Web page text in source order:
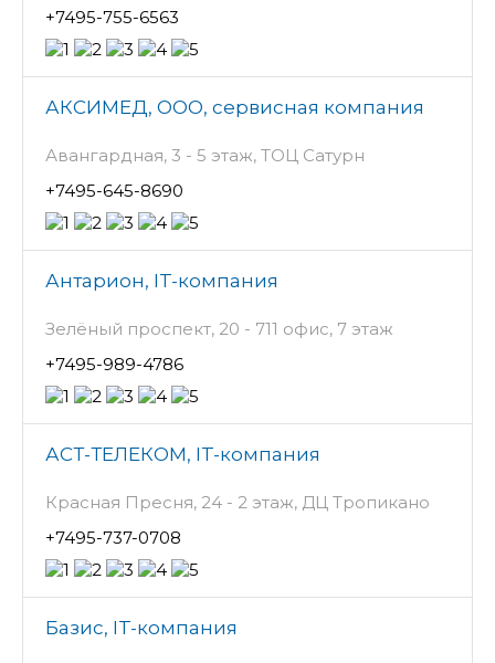
+7495-755-6563
АКСИМЕД, ООО, сервисная компания
Авангардная, 3 - 5 этаж, ТОЦ Сатурн
+7495-645-8690
Антарион, IT-компания
Зелёный проспект, 20 - 711 офис, 7 этаж
+7495-989-4786
АСТ-ТЕЛЕКОМ, IT-компания
Красная Пресня, 24 - 2 этаж, ДЦ Тропикано
+7495-737-0708
Базис, IT-компания